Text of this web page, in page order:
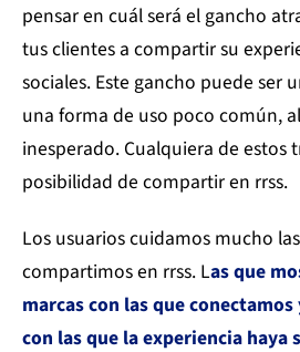
pensar en cuál será el gancho
tus clientes a compartir su
sociales. Este gancho puede ser
una forma de uso poco común,
inesperado. Cualquiera de estos
posibilidad de compartir en rrss.
Los usuarios cuidamos mucho
compartimos en rrss. Las que
marcas con las que
con las que la experiencia haya